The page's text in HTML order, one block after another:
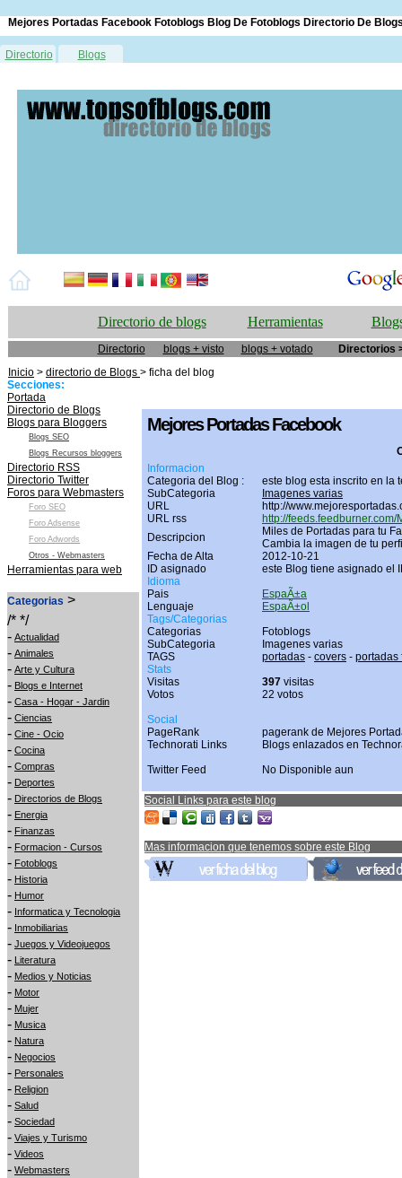
Mejores Portadas Facebook Fotoblogs Blog De Fotoblogs Directorio De
Directorio Blogs
Directorio de blogs Herramientas
Directorio blogs + visto blogs + votado
Directorios
Inicio > directorio de Blogs > ficha del blog
Secciones:
Portada
Directorio de Blogs
Blogs para Bloggers
Blogs SEO
Blogs Recursos bloggers
Directorio RSS
Directorio Twitter
Foros para Webmasters
Foro SEO
Foro Adsense
Foro Adwords
Otros - Webmasters
Herramientas para web
Categorias >
/* */
- Actualidad
- Animales
- Arte y Cultura
- Blogs e Internet
- Casa - Hogar - Jardin
- Ciencias
- Cine - Ocio
- Cocina
- Compras
- Deportes
- Directorios de Blogs
- Energia
- Finanzas
- Formacion - Cursos
- Fotoblogs
- Historia
- Humor
- Informatica y Tecnologia
- Inmobiliarias
- Juegos y Videojuegos
- Literatura
- Medios y Noticias
- Motor
- Mujer
- Musica
- Natura
- Negocios
- Personales
- Religion
- Salud
- Sociedad
- Viajes y Turismo
- Videos
- Webmasters
Mejores Portadas Facebook
Informacion
Categoria del Blog :
este blog esta inscrito en la
SubCategoria
Imagenes varias
URL
http://
URL rss
http://
Descripcion
Miles de Portadas para tu
Cambia la imagen de tu
Fecha de Alta
2012-10-21
ID asignado
este Blog tiene asignado el
Idioma
Pais
EspaÃ±a
Lenguaje
EspaÃ±ol
Tags/Categorias
Categorias
Fotoblogs
SubCategoria
Imagenes varias
TAGS
portadas - covers - portadas
Stats
Visitas
397 visitas
Votos
22 votos
Social
PageRank
pagerank de Mejores
Technorati Links
Blogs enlazados en
Twitter Feed
No Disponible aun
Social Links para este blog
Mas informacion que tenemos sobre este Blog